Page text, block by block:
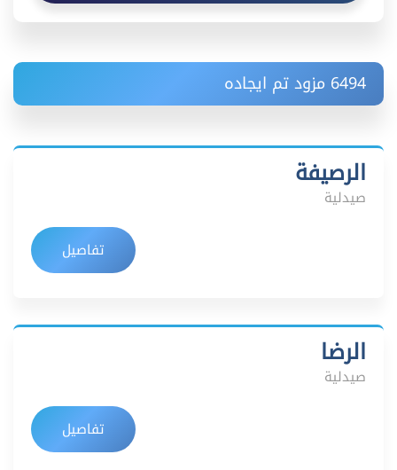
6494 مزود تم ايجاده
الرصيفة
صيدلية
تفاصيل
الرضا
صيدلية
تفاصيل